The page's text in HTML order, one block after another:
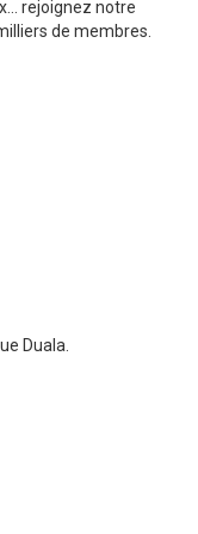
rejoignez notre
de membres.
Duala.